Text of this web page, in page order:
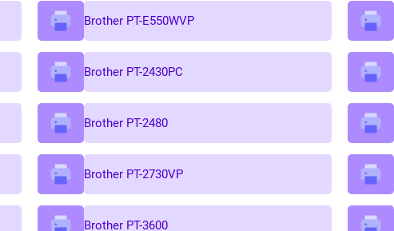
Brother PT-E550WVP
Brother PT-2430PC
Brother PT-2480
Brother PT-2730VP
Brother PT-3600